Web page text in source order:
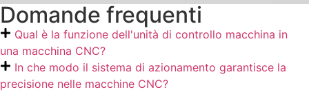
Domande frequenti
Qual è la funzione dell'unità di controllo macchina in
una macchina CNC?
In che modo il sistema di azionamento garantisce la
precisione nelle macchine CNC?